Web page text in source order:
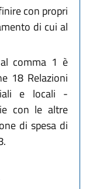
con propri
di cui al
comma 1 è
18 Relazioni
e locali -
con le altre
di spesa di